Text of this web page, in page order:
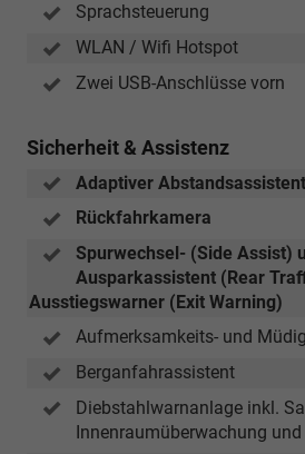
Sprachsteuerung
WLAN / Wifi Hotspot
Zwei USB-Anschlüsse vorn
Sicherheit & Assistenz
Adaptiver
Rückfahrkamera
Spurwechsel- (Side Assist)
Ausparkassistent (Rear
Ausstiegswarner (Exit Warning)
Aufmerksamkeits- und
Berganfahrassistent
Diebstahlwarnanlage inkl.
Innenraumüberwachung